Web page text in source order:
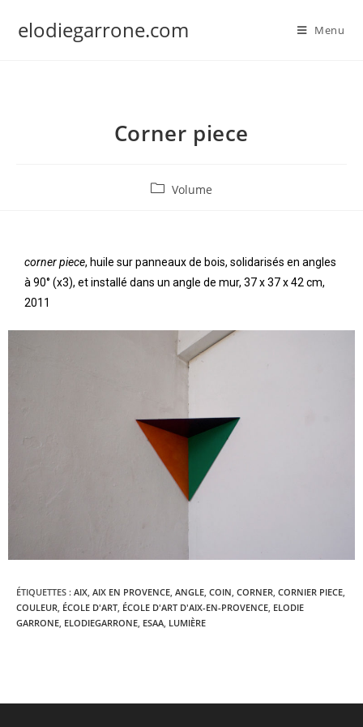
elodiegarrone.com Menu
Corner piece
Volume
corner piece, huile sur panneaux de bois, solidarisés en angles
à 90° (x3), et installé dans un angle de mur, 37 x 37 x 42 cm,
2011
ÉTIQUETTES : AIX, AIX EN PROVENCE, ANGLE, COIN, CORNER, CORNIER PIECE,
COULEUR, ÉCOLE D'ART, ÉCOLE D'ART D'AIX-EN-PROVENCE, ELODIE
GARRONE, ELODIEGARRONE, ESAA, LUMIÈRE